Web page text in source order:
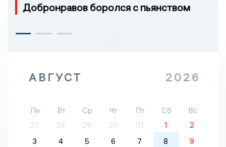
Добронравов боролся с пьянством
АВГУСТ 2026
Пн Вт Ср Чт Пт Сб
Вс
27
28 29 30 31 1
2
3
4 5 6 7 8
9